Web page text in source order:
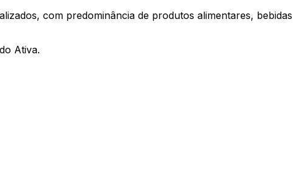
com predominância de produtos alimentares, bebidas
Ativa.